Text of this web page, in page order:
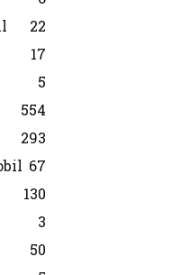
22
17
5
554
293
67
130
3
50